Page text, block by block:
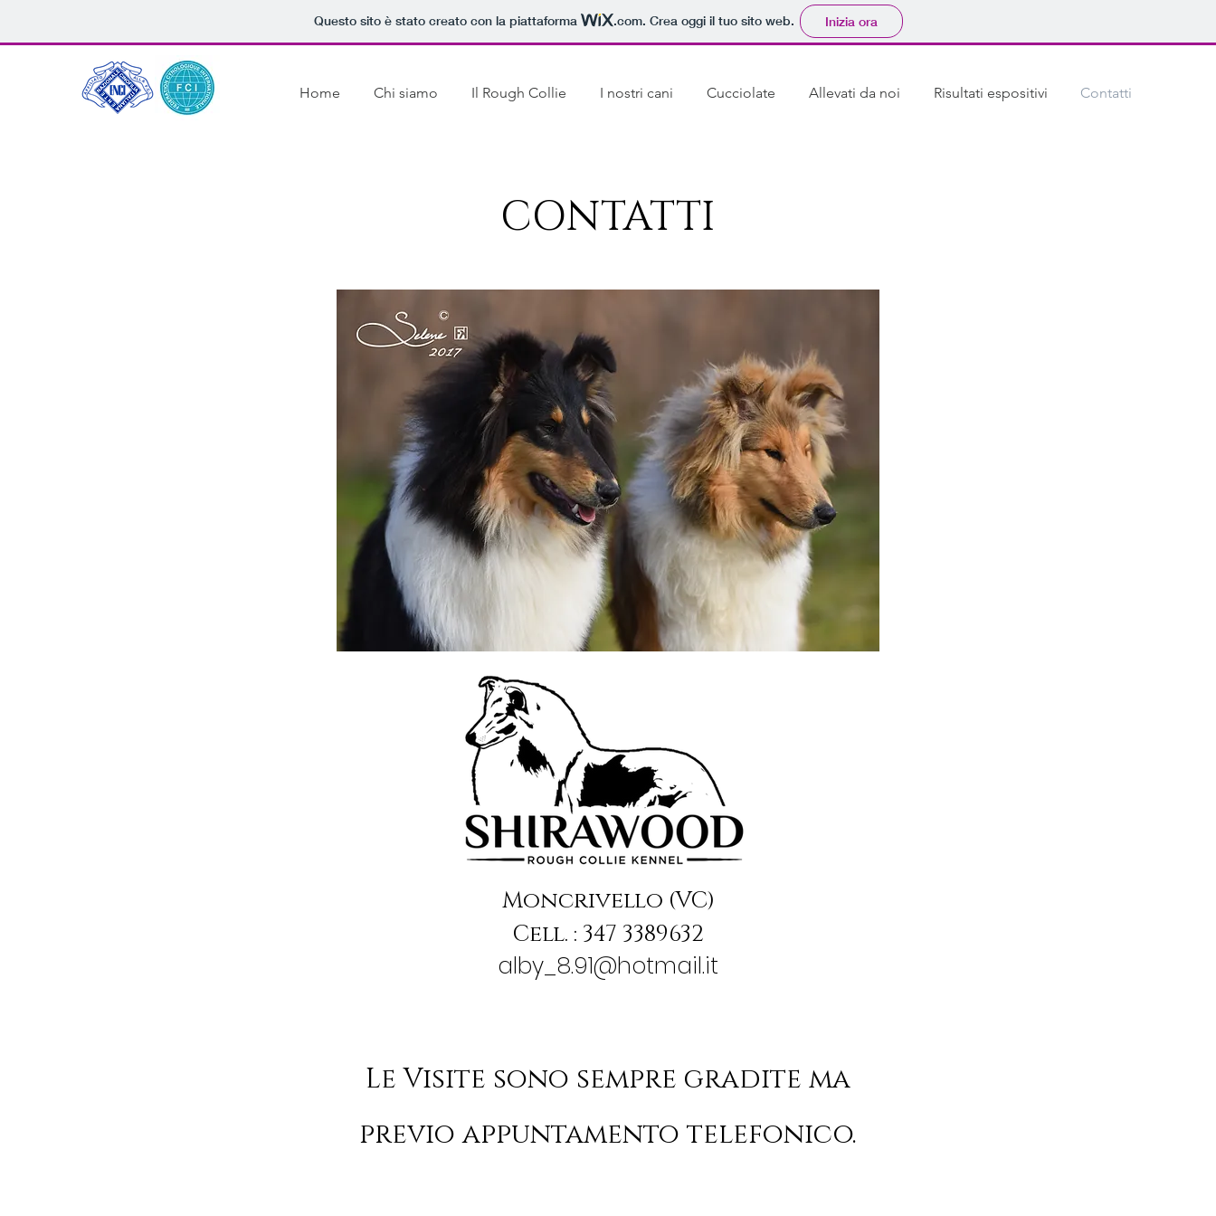
Questo sito è stato creato con la piattaforma .com. Crea oggi il tuo sito web. Inizia ora
Home Chi siamo Il Rough Collie I nostri cani Cucciolate Allevati da noi Risultati espositivi Contatti
CONTATTI
Moncrivello (VC)
Cell. : 347 3389632
alby_8.91@hotmail.it
Le Visite sono sempre gradite ma
previo appuntamento telefonico.